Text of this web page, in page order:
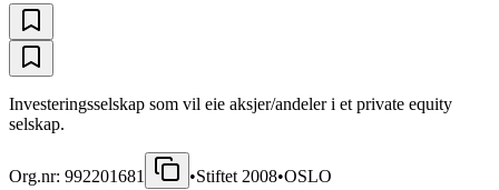
Investeringsselskap som vil eie aksjer/andeler i et private equity
selskap.
Org.nr: 992201681 •Stiftet 2008•OSLO